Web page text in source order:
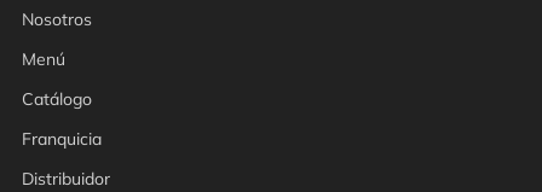
Nosotros
Menú
Catálogo
Franquicia
Distribuidor